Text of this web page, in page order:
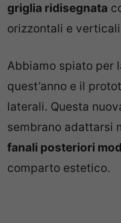
griglia ridisegnata
orizzontali e
Abbiamo spiato per
quest’anno e il
laterali. Questa
sembrano adattarsi
fanali posteriori
comparto estetico.